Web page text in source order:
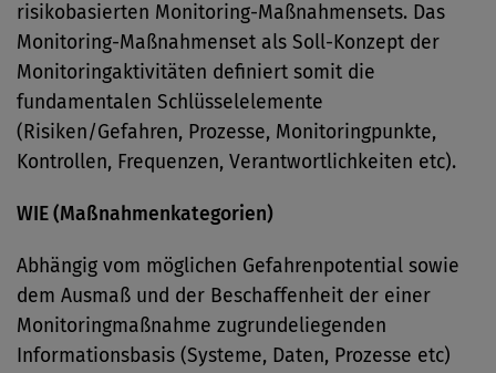
risikobasierten Monitoring-Maßnahmensets. Das
Monitoring-Maßnahmenset als Soll-Konzept der
Monitoringaktivitäten definiert somit die
fundamentalen Schlüsselelemente
(Risiken/Gefahren, Prozesse, Monitoringpunkte,
Kontrollen, Frequenzen, Verantwortlichkeiten etc).
WIE (Maßnahmenkategorien)
Abhängig vom möglichen Gefahrenpotential sowie
dem Ausmaß und der Beschaffenheit der einer
Monitoringmaßnahme zugrundeliegenden
Informationsbasis (Systeme, Daten, Prozesse etc)